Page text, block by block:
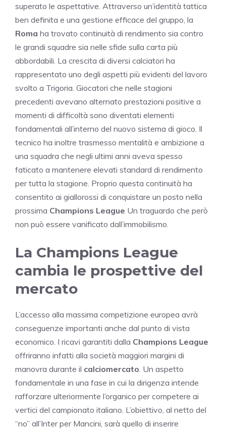
superato le aspettative. Attraverso un’identità tattica
ben definita e una gestione efficace del gruppo, la
Roma ha trovato continuità di rendimento sia contro
le grandi squadre sia nelle sfide sulla carta più
abbordabili. La crescita di diversi calciatori ha
rappresentato uno degli aspetti più evidenti del lavoro
svolto a Trigoria. Giocatori che nelle stagioni
precedenti avevano alternato prestazioni positive a
momenti di difficoltà sono diventati elementi
fondamentali all’interno del nuovo sistema di gioco. Il
tecnico ha inoltre trasmesso mentalità e ambizione a
una squadra che negli ultimi anni aveva spesso
faticato a mantenere elevati standard di rendimento
per tutta la stagione. Proprio questa continuità ha
consentito ai giallorossi di conquistare un posto nella
prossima Champions League Un traguardo che però
non può essere vanificato dall’immobilismo.
La Champions League
cambia le prospettive del
mercato
L’accesso alla massima competizione europea avrà
conseguenze importanti anche dal punto di vista
economico. I ricavi garantiti dalla Champions League
offriranno infatti alla società maggiori margini di
manovra durante il calciomercato . Un aspetto
fondamentale in una fase in cui la dirigenza intende
rafforzare ulteriormente l’organico per competere ai
vertici del campionato italiano. L’obiettivo, al netto del
“no” all’Inter per Mancini, sarà quello di inserire